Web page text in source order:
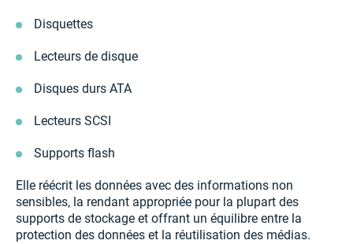
Disquettes
Lecteurs de disque
Disques durs ATA
Lecteurs SCSI
Supports flash
Elle réécrit les données avec des informations non
sensibles, la rendant appropriée pour la plupart des
supports de stockage et offrant un équilibre entre la
protection des données et la réutilisation des médias.